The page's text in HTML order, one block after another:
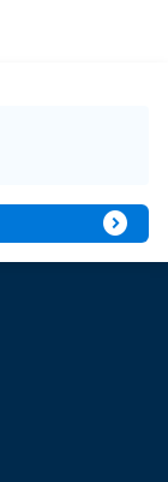
expand_circle_right